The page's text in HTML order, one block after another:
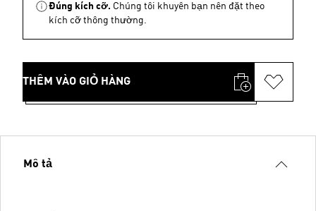
Đúng kích cỡ. Chúng tôi khuyên bạn nên đặt theo
kích cỡ thông thường.
THÊM VÀO GIỎ HÀNG
Mô tả